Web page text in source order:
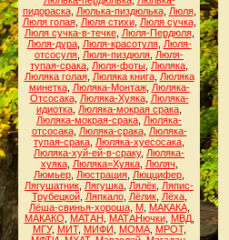
пидораска, Люлька-пиздюлька, Люля,
Люля голая, Люля стихи, Люля сучка,
Люля сучка-в-течке, Люля-Пердюля,
Люля-дура, Люля-красотуля, Люля-
отсосуля Люля-пиздюля Люля-
тупая-срака Люля-фоты Люляка
Люляка голая, Люляка книга, Люляка
минетка, Люляка-Монтаж, Люляка-
Отсосака, Люляка-Хуяка, Люляка-
идиотка Люляка-мокрая срака
Люляка-мокрая-срака Люляка-
отсосака, Люляка-срака, Люляка-
тупая-срака Люляка-хуесосака
Люляка-хуй-ей-в-сраку, Люляка-
хуяка, Люляка=Хуяка, Люляч
Люмьер Люстрация Люццифер
Лягушатник Лягушка Лялёк Ляпис-
Трубецкой, Ляпкало, Лёлик, Лёха,
Лёша-свинья-хороша, М, МАКАКА,
МАКАКО
МАТАН МАТАНючки, МВД,
МГУ, МИТ, МИФИ МОМА, МРОТ,